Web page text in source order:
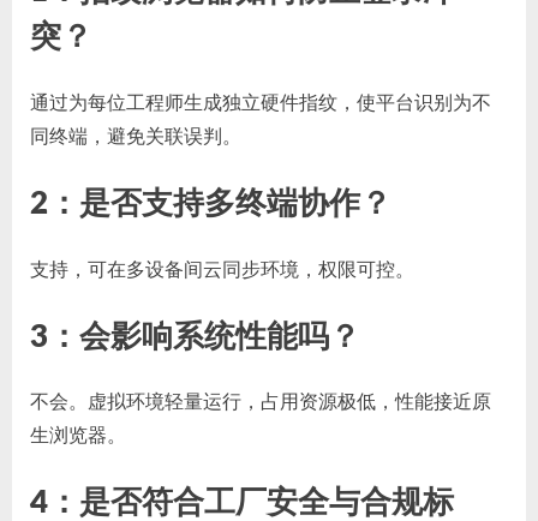
突？
通过为每位工程师生成独立硬件指纹，使平台识别为不
同终端，避免关联误判。
2：是否支持多终端协作？
支持，可在多设备间云同步环境，权限可控。
3：会影响系统性能吗？
不会。虚拟环境轻量运行，占用资源极低，性能接近原
生浏览器。
4：是否符合工厂安全与合规标